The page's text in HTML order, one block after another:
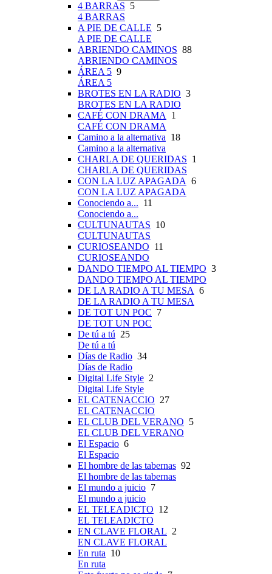
4 BARRAS 5
4 BARRAS
A PIE DE CALLE 5
A PIE DE CALLE
ABRIENDO CAMINOS 88
ABRIENDO CAMINOS
ÁREA 5 9
ÁREA 5
BROTES EN LA RADIO 3
BROTES EN LA RADIO
CAFÉ CON DRAMA
1
CAFÉ CON DRAMA
Camino a la alternativa 18
Camino a la alternativa
CHARLA DE QUERIDAS 1
CHARLA DE QUERIDAS
CON LA LUZ APAGADA 6
CON LA LUZ APAGADA
Conociendo a... 11
Conociendo a...
CULTUNAUTAS 10
CULTUNAUTAS
CURIOSEANDO 11
CURIOSEANDO
DANDO TIEMPO AL TIEMPO 3
DANDO TIEMPO AL TIEMPO
DE LA RADIO A TU MESA 6
DE LA RADIO A TU MESA
DE TOT UN POC 7
DE TOT UN POC
De tú a tú 25
De tú a tú
Días de Radio 34
Días de Radio
Digital Life Style 2
Digital Life Style
EL CATENACCIO 27
EL CATENACCIO
EL CLUB DEL VERANO 5
EL CLUB DEL VERANO
El Espacio 6
El Espacio
El hombre de las tabernas 92
El hombre de las tabernas
El mundo a juicio 7
El mundo a juicio
EL TELEADICTO 12
EL TELEADICTO
EN CLAVE FLORAL 2
EN CLAVE FLORAL
En ruta 10
En ruta